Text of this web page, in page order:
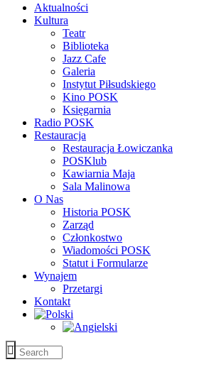
Aktualności
Kultura
Teatr
Biblioteka
Jazz Cafe
Galeria
Instytut Piłsudskiego
Kino POSK
Księgarnia
Radio POSK
Restauracja
Restauracja Łowiczanka
POSKlub
Kawiarnia Maja
Sala Malinowa
O Nas
Historia POSK
Zarząd
Członkostwo
Wiadomości POSK
Statut i Formularze
Wynajem
Przetargi
Kontakt